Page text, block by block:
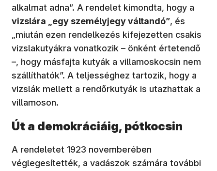
alkalmat adna”. A rendelet kimondta, hogy a
vizslára „egy személyjegy váltandó”, és
„miután ezen rendelkezés kifejezetten csakis
vizslakutyákra vonatkozik – önként értetendő
–, hogy másfajta kutyák a villamoskocsin nem
szállíthatók”. A teljességhez tartozik, hogy a
vizslák mellett a rendőrkutyák is utazhattak a
villamoson.
Út a demokráciáig, pótkocsin
A rendeletet 1923 novemberében
véglegesítették, a vadászok számára további